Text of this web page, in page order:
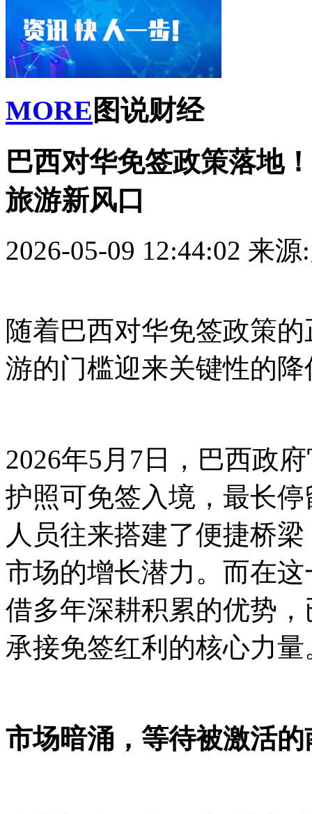
MORE 图说财经
巴西对华免签政策落地
旅游新风口
2026-05-09 12:44:02 来源
随着巴西对华免签政策
游的门槛迎来关键性的降
2026年5月7日，巴西政
护照可免签入境，最长
人员往来搭建了便捷桥
市场的增长潜力。而在
借多年深耕积累的优势
承接免签红利的核心力量
市场暗涌，等待被激活